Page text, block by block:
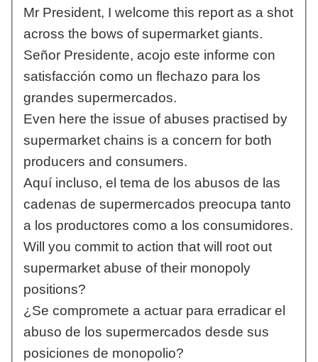
Mr President, I welcome this report as a shot
across the bows of supermarket giants.
Señor Presidente, acojo este informe con
satisfacción como un flechazo para los
grandes supermercados.
Even here the issue of abuses practised by
supermarket chains is a concern for both
producers and consumers.
Aquí incluso, el tema de los abusos de las
cadenas de supermercados preocupa tanto
a los productores como a los consumidores.
Will you commit to action that will root out
supermarket abuse of their monopoly
positions?
¿Se compromete a actuar para erradicar el
abuso de los supermercados desde sus
posiciones de monopolio?